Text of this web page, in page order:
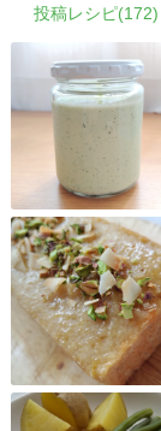
投稿レシピ(172)